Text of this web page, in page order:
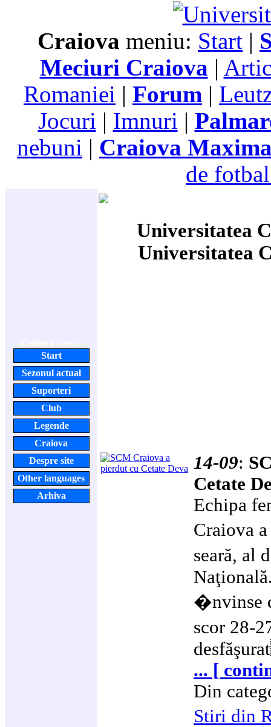
Craiova meniu: Start |
Meciuri Craiova |
Romaniei | Forum |
Jocuri | Imnuri |
nebuni | Craiova
de
Start
Sezonul actual
Suporteri
Club
Legende
Craiova
Despre site
Other languages
Arhiva
Universitatea
Universitatea
14-09:
Cetate
Echipa
Craiova
seară, al
�nvinse
scor 28-
... [
Din
Stiri din